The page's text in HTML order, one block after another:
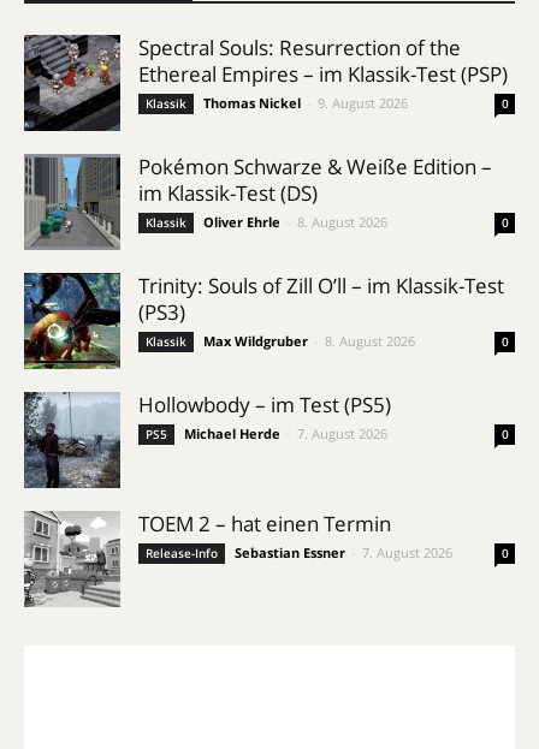
Spectral Souls: Resurrection of the
Ethereal Empires – im Klassik-Test (PSP)
Klassik Thomas Nickel 9. August 2026 0
Pokémon Schwarze & Weiße Edition –
im Klassik-Test (DS)
Klassik Oliver Ehrle 8. August 2026 0
Trinity: Souls of Zill O’ll – im Klassik-Test
(PS3)
Klassik Max Wildgruber 8. August 2026 0
Hollowbody – im Test (PS5)
PS5 Michael Herde 7. August 2026 0
TOEM 2 – hat einen Termin
Release-Info Sebastian Essner 7. August 2026 0